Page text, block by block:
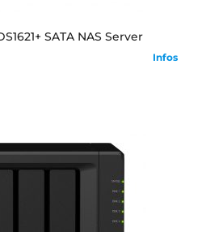
SATA NAS Server
Infos